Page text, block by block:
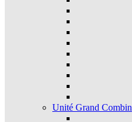
Unité Grand Combin